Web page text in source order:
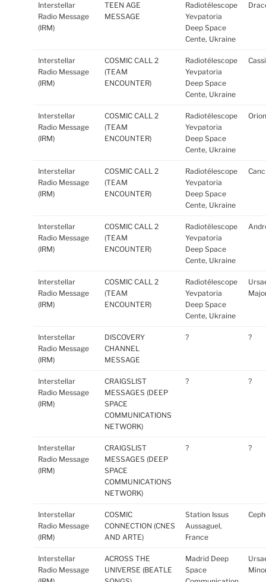
Interstellar
Radio Message
(IRM)
TEEN AGE
MESSAGE
Radiotélescope
Yevpatoria
Deep Space
Cente, Ukraine
Interstellar
Radio Message
(IRM)
COSMIC CALL 2
(TEAM
ENCOUNTER)
Radiotélescope
Yevpatoria
Deep Space
Cente, Ukraine
Interstellar
Radio Message
(IRM)
COSMIC CALL 2
(TEAM
ENCOUNTER)
Radiotélescope
Yevpatoria
Deep Space
Cente, Ukraine
Interstellar
Radio Message
(IRM)
COSMIC CALL 2
(TEAM
ENCOUNTER)
Radiotélescope
Yevpatoria
Deep Space
Cente, Ukraine
Interstellar
Radio Message
(IRM)
COSMIC CALL 2
(TEAM
ENCOUNTER)
Radiotélescope
Yevpatoria
Deep Space
Cente, Ukraine
Interstellar
Radio Message
(IRM)
COSMIC CALL 2
(TEAM
ENCOUNTER)
Radiotélescope
Yevpatoria
Deep Space
Cente, Ukraine
Interstellar
Radio Message
(IRM)
DISCOVERY
CHANNEL
MESSAGE
? ?
Interstellar
Radio Message
(IRM)
CRAIGSLIST
MESSAGES (DEEP
SPACE
COMMUNICATIONS
NETWORK)
? ?
Interstellar
Radio Message
(IRM)
CRAIGSLIST
MESSAGES (DEEP
SPACE
COMMUNICATIONS
NETWORK)
? ?
Interstellar
Radio Message
(IRM)
COSMIC
CONNECTION (CNES
AND ARTE)
Station Issus
Aussaguel,
France
Interstellar
Radio Message
ACROSS THE
UNIVERSE (BEATLE
Madrid Deep
Space